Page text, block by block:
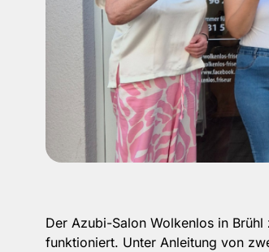
Der Azubi-Salon Wolkenlos in
funktioniert. Unter Anleitung von